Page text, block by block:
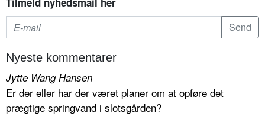
Nyeste kommentarer
Jytte Wang Hansen
Er der eller har der været planer om at opføre det
prægtige springvand i slotsgården?